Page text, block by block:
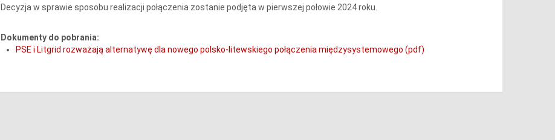
Decyzja w sprawie sposobu realizacji połączenia zostanie podjęta w pierwszej połowie 2024 roku.
Dokumenty do pobrania:
PSE i Litgrid rozważają alternatywę dla nowego polsko-litewskiego połączenia międzysystemowego (pdf)